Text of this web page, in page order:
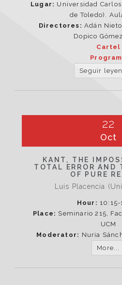
Lugar: Universidad
de Toledo).
Directores:Adán
Dopico
Cartel
Seguir
22
Oct
KANT, THE
TOTAL ERROR AND
OF PURE
Luis Placencia
Hour:
Place: Seminario 215,
UCM
Moderator: Nuria
More...